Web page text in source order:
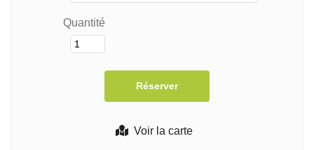
Voir la carte
Quantité